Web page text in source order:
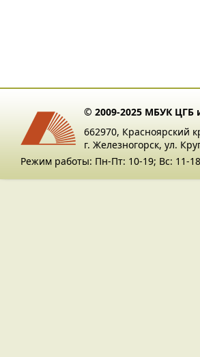
© 2009-2025 МБУК ЦГБ
662970, Красноярский
г. Железногорск, ул.
Режим работы: Пн-Пт: 10-19; Вс: 11-